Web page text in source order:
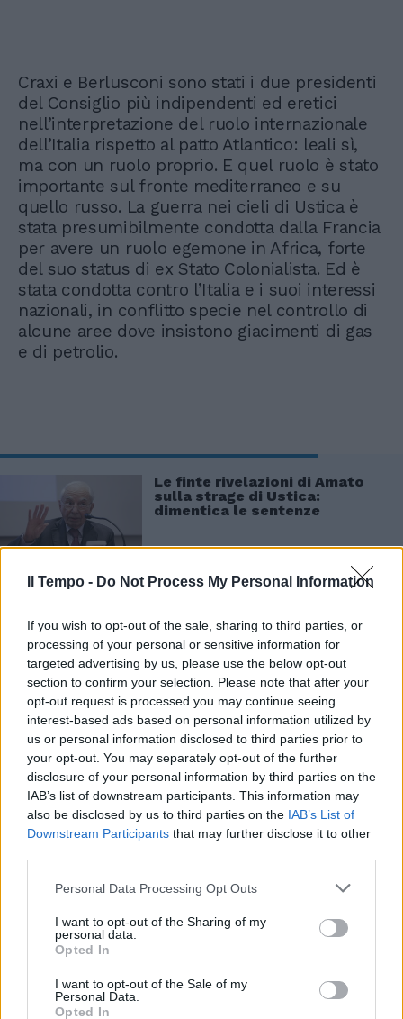
Il Tempo - Do Not Process My Personal Information
If you wish to opt-out of the sale, sharing to third parties, or
processing of your personal or sensitive information for
targeted advertising by us, please use the below opt-out
section to confirm your selection. Please note that after your
opt-out request is processed you may continue seeing
interest-based ads based on personal information utilized by
us or personal information disclosed to third parties prior to
your opt-out. You may separately opt-out of the further
disclosure of your personal information by third parties on the
IAB’s list of downstream participants. This information may
also be disclosed by us to third parties on the IAB’s List of
Downstream Participants that may further disclose it to other
Personal Data Processing Opt Outs
I want to opt-out of the Sharing of my
personal data.
Opted In
I want to opt-out of the Sale of my
Personal Data.
Opted In
Craxi e Berlusconi sono stati i due presidenti
del Consiglio più indipendenti ed eretici
nell’interpretazione del ruolo internazionale
dell’Italia rispetto al patto Atlantico: leali sì,
ma con un ruolo proprio. E quel ruolo è stato
importante sul fronte mediterraneo e su
quello russo. La guerra nei cieli di Ustica è
stata presumibilmente condotta dalla Francia
per avere un ruolo egemone in Africa, forte
del suo status di ex Stato Colonialista. Ed è
stata condotta contro l’Italia e i suoi interessi
nazionali, in conflitto specie nel controllo di
alcune aree dove insistono giacimenti di gas
e di petrolio.
Le finte rivelazioni di Amato
sulla strage di Ustica:
dimentica le sentenze
In tal senso vale la pena ricordare il ruolo che
i francesi giocarono (di sponda con Usa e GB)
contro Mattei. Contro Berlusconi lo schema
fu pressoché lo stesso e lo ha ammesso
recentemente l’ex presidente Sarkozy, nello
svelare le trame sue e della Merkel per fare
fuori il Cavaliere, a quel tempo pienamente
legittimato dal Parlamento ma non dagli
ambienti lo avrebbero poi impallinato
utilizzando l’arma dei mercati, lo spread.
Anche allora la Francia giocò un ruolo di
destabilizzazione in Europa contro l’Italia. La
recente trattato del Quirinale decisamente a
favore dei transalpini. Amato, non si sa
ma se davvero pensa che i francesi
ammetteranno le loro colpe commette un